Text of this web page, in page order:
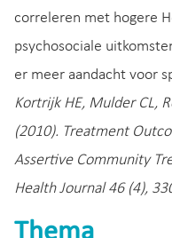
correleren met hogere
psychosociale
er meer aandacht voor
Kortrijk HE, Mulder CL,
(2010). Treatment
Assertive Community
Health Journal 46 (4),